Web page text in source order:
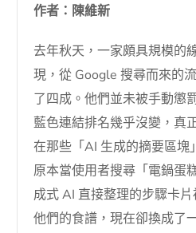
作者：陳維新
去年秋天，一家頗具規模的
現，從 Google 搜尋而來的
了四成。他們並未被手動懲
藍色連結排名幾乎沒變，真
在那些「AI 生成的摘要區塊
原本當使用者搜尋「電鍋蛋
成式 AI 直接整理的步驟卡
他們的食譜，現在卻換成了